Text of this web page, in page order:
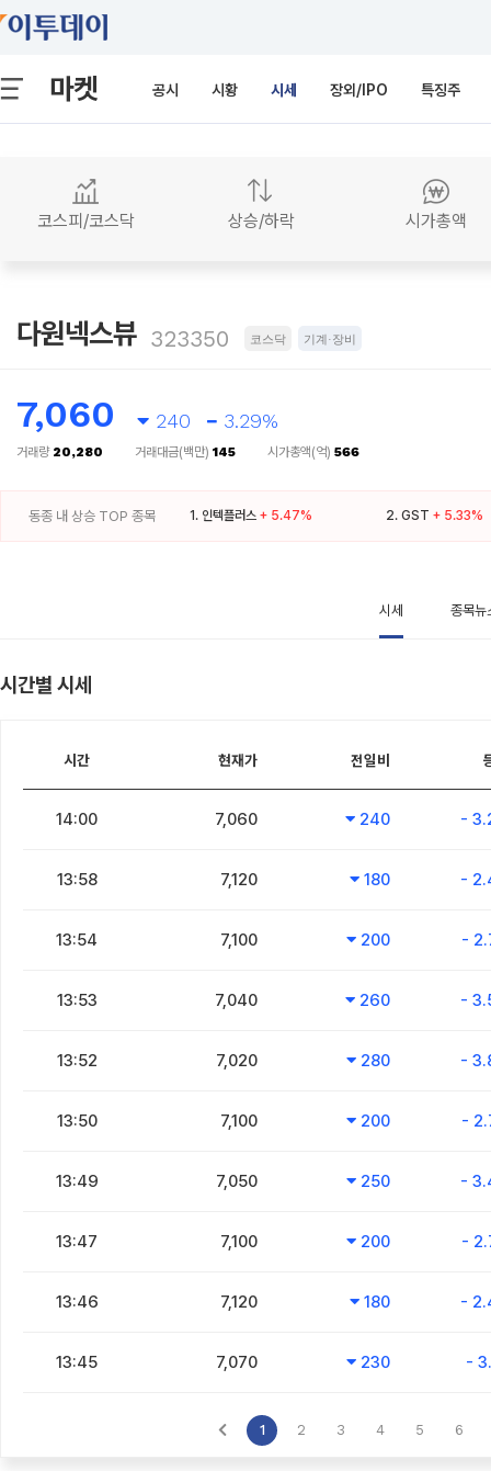
마켓 공시 시황 시세 장외/IPO 특징주
코스피/코스닥 상승/하락 시가총액
다원넥스뷰 323350 코스닥 기계·장비
7,060 240 3.29%
거래량 20,280 거래대금(백만) 145 시가총액(억) 566
동종 내 상승 TOP 종목 1. 인텍플러스 + 5.47% 2. GST + 5.33%
시세 종목뉴